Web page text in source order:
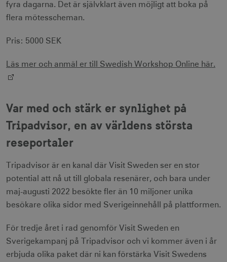
fyra dagarna. Det är självklart även möjligt att boka på
flera mötesscheman.
Pris: 5000 SEK
Läs mer och anmäl er till Swedish Workshop Online här.
Var med och stärk er synlighet på
Tripadvisor, en av världens största
reseportaler
Tripadvisor är en kanal där Visit Sweden ser en stor
potential att nå ut till globala resenärer, och bara under
maj-augusti 2022 besökte fler än 10 miljoner unika
besökare olika sidor med Sverigeinnehåll på plattformen.
För tredje året i rad genomför Visit Sweden en
Sverigekampanj på Tripadvisor och vi kommer även i år
erbjuda olika paket där ni kan förstärka Visit Swedens